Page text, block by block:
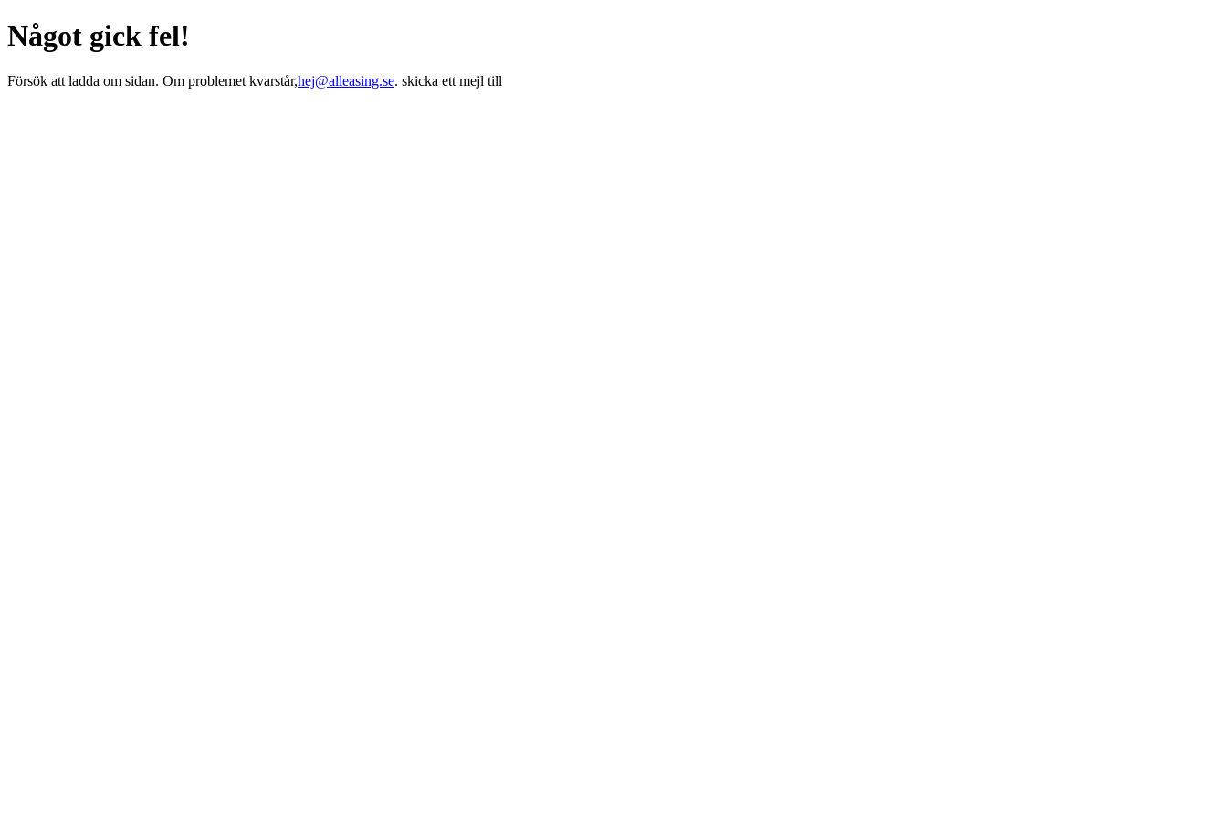
Något gick fel!
Försök att ladda om sidan. Om problemet kvarstår,hej@alleasing.se. skicka ett mejl till